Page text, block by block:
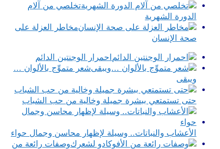
تخلصي من آلام
الدورة الشهرية
مخاطر العزلة على
صحة الإنسان
احمرار الوجنتين الدائم
شعر متموِّج بالألوان …
ويبقى
حتى تستمتعي ببشرة جميلة وخالية من حب الشباب
الأعشاب والنباتات.. وسيلة لإظهار محاسن وجمال حواء
وصفات رائعة من